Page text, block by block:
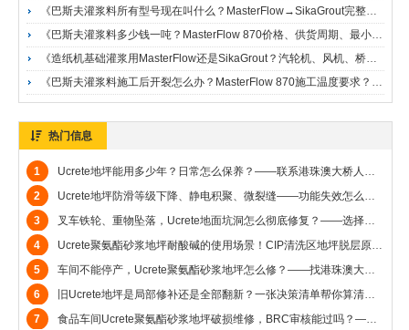
《巴斯夫灌浆料所有型号现在叫什么？MasterFlow→SikaGrout完整更名对照表——广州达高，原巴斯夫25年技术传承》
《巴斯夫灌浆料多少钱一吨？MasterFlow 870价格、供货周期、最小起订量——广州达高，全国现货，双仓直发》
《造纸机基础灌浆用MasterFlow还是SikaGrout？汽轮机、风机、桥梁支座灌浆选型指南——广州达高，国家级工程选型经验》
热门信息
1
Ucrete地坪能用多少年？日常怎么保养？——联系港珠澳大桥人工岛地坪施工商广州达高，免费出方案和技术交流，赠送小样品
2
Ucrete地坪防滑等级下降、静电积聚、微裂缝——功能失效怎么补救？——港珠澳大桥人工岛地坪施工商广州达高帮客户彻底解决烦恼
3
叉车铁轮、重物坠落，Ucrete地面坑洞怎么彻底修复？——选择港珠澳大桥人工岛地坪施工商广州达高一站式解决客户问题
4
Ucrete聚氨酯砂浆地坪耐酸碱的使用场景！CIP清洗区地坪脱层原因与修复——广州达高帮客户一站式解决所有问题（港珠澳大桥人工岛地坪施工商）
5
车间不能停产，Ucrete聚氨酯砂浆地坪怎么修？——找港珠澳大桥人工岛地坪施工商广州达高一站式解决问题
6
旧Ucrete地坪是局部修补还是全部翻新？一张决策清单帮你算清楚——港珠澳大桥人工岛地坪施工商广州达高帮到你解决问题
7
食品车间Ucrete聚氨酯砂浆地坪破损维修，BRC审核能过吗？——广州达高可以施工维修解决（港珠澳大桥人工岛地坪施工商）